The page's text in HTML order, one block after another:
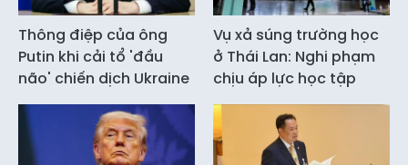
Thông điệp của ông
Putin khi cải tổ 'đầu
não' chiến dịch Ukraine
Vụ xả súng trường học
ở Thái Lan: Nghi phạm
chịu áp lực học tập